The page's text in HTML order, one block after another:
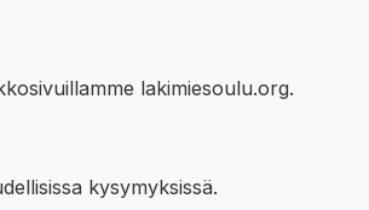
lakimiesoulu.org.
kysymyksissä.